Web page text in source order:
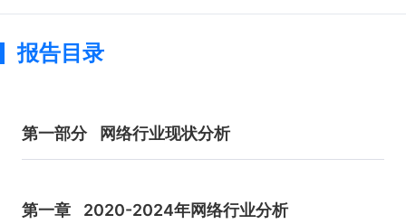
报告目录
第一部分 网络行业现状分析
第一章 2020-2024年网络行业分析